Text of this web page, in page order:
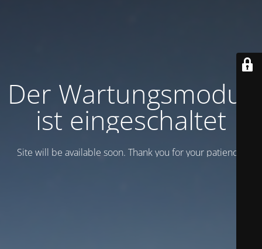
Der Wartungsmodus
ist eingeschaltet
Site will be available soon. Thank you for your patience!